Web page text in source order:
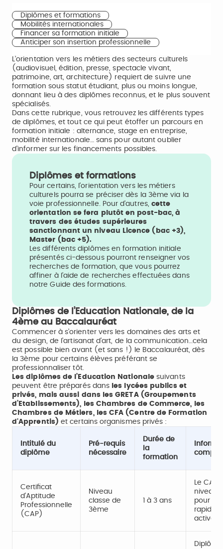
Diplômes et formations
Mobilités internationales
Financer sa formation initiale
Anticiper son insertion professionnelle
L’orientation vers les métiers des secteurs culturels
(audiovisuel, édition, presse, spectacle vivant,
patrimoine, art, architecture) requiert de suivre une
formation sous statut étudiant, plus ou moins longue,
donnant lieu à des diplômes reconnus, et le plus souvent
spécialisés.
Dans cette rubrique, vous retrouvez les différents types
de diplômes, et tout ce qui peut étoffer un parcours en
formation initiale : alternance, stage en entreprise,
mobilité internationale… sans pour autant oublier
d’informer sur les financements possibles.
Diplômes et formations
Pour certains, l’orientation vers les métiers
culturels pourra se préciser dès la 3ème via la
voie professionnelle. Pour d’autres, cette
orientation se fera plutôt en post-bac, à
travers des études supérieures
sanctionnant un niveau Licence (bac +3),
Master (bac +5).
Les différents diplômes en formation initiale
présentés ci-dessous pourront renseigner vos
recherches de formation, que vous pourrez
affiner à l’aide de recherches effectuées dans
notre Guide des formations.
Diplômes de l’Education Nationale, de la
4ème au Baccalauréat
Commencer à s’orienter vers les domaines des arts et
du design, de l’artisanat d’art, de la communication…cela
est possible bien avant (et sans !) le Baccalauréat, dès
la 3ème pour certains élèves préférant se
professionnaliser tôt.
Les diplômes de l’Education Nationalesuivants
peuvent être préparés dans les lycées publics et
privés, mais aussi dans les GRETA (Groupements
d’Etablissements), les Chambres de Commerce, les
Chambres de Métiers, les CFA (Centre de Formation
d'Apprentis) et certains organismes privés :
Intitulé du
diplôme
Pré-requis
nécessaire
Durée de
la
formation
Certificat
d’Aptitude
Professionnelle
(CAP)
Niveau
classe de
3ème
1 à 3 ans
Le CAP
niveau
pour
active.